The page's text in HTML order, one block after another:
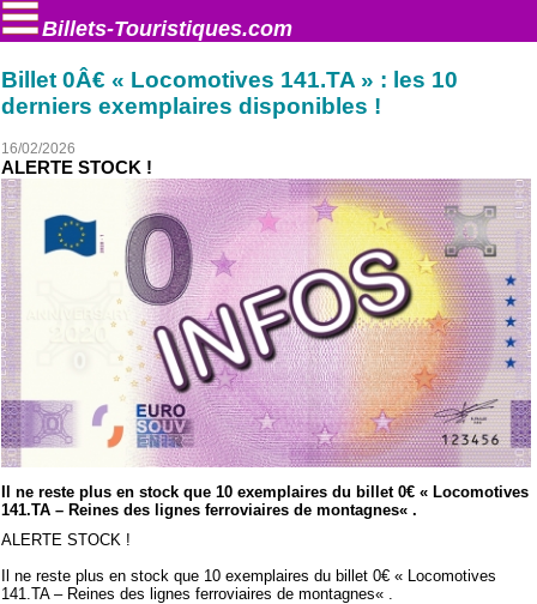
Billets-Touristiques.com
Billet 0Â€ « Locomotives 141.TA » : les 10
derniers exemplaires disponibles !
16/02/2026
ALERTE STOCK !
Il ne reste plus en stock que 10 exemplaires du billet 0€ « Locomotives
141.TA – Reines des lignes ferroviaires de montagnes« .
ALERTE STOCK !
Il ne reste plus en stock que 10 exemplaires du billet 0€ « Locomotives
141.TA – Reines des lignes ferroviaires de montagnes« .